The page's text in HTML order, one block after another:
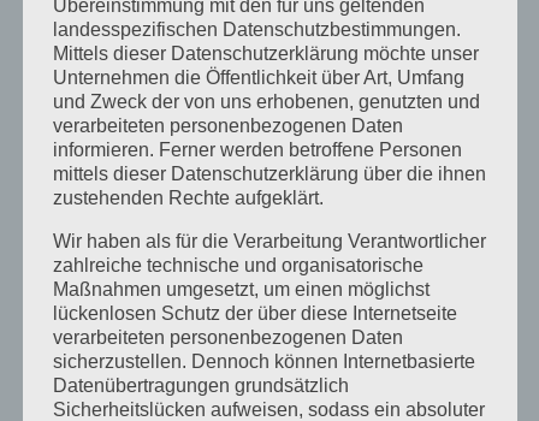
გაგზავნაა.
შეხვედრის მონაწილეებს სკაიპით ჩაერთო
საქართველოს მესამე პრეზიდენტიმიხეილ
სააკაშვილი , რომელმაც ქვეყნის
გამოწვევებზე ისაუბრა და მონაწილეების
შეკითხვებს უპასუხა.
„ბოლო 8 წელია საქართველო ეკონომიკურ
სტაგნაციაშია. ამავე პერიოდში
საქართველოს მოსახლეობა 1 მილიონით
Übereinstimmung mit den für uns geltenden
landesspezifischen Datenschutzbestimmungen.
Mittels dieser Datenschutzerklärung möchte unser
Unternehmen die Öffentlichkeit über Art, Umfang
und Zweck der von uns erhobenen, genutzten und
verarbeiteten personenbezogenen Daten
informieren. Ferner werden betroffene Personen
mittels dieser Datenschutzerklärung über die ihnen
zustehenden Rechte aufgeklärt.
Wir haben als für die Verarbeitung Verantwortlicher
zahlreiche technische und organisatorische
Maßnahmen umgesetzt, um einen möglichst
lückenlosen Schutz der über diese Internetseite
verarbeiteten personenbezogenen Daten
sicherzustellen. Dennoch können Internetbasierte
Datenübertragungen grundsätzlich
Sicherheitslücken aufweisen, sodass ein absoluter